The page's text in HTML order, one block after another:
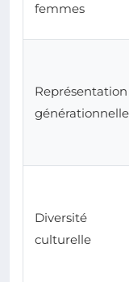
femmes
Représentation
générationnelle
Diversité
culturelle